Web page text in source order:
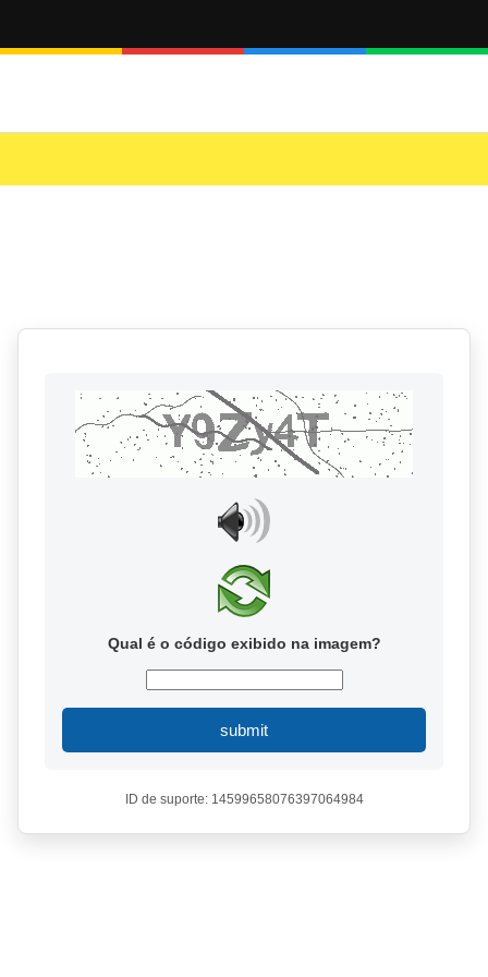
Qual é o código exibido na imagem?
submit
ID de suporte: 14599658076397064984